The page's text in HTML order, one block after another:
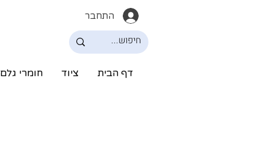
התחבר
דף הבית ציוד חומרי גלם